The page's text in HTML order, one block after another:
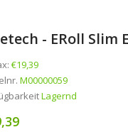
- ERoll Slim
€19,39
M00000059
Lagernd